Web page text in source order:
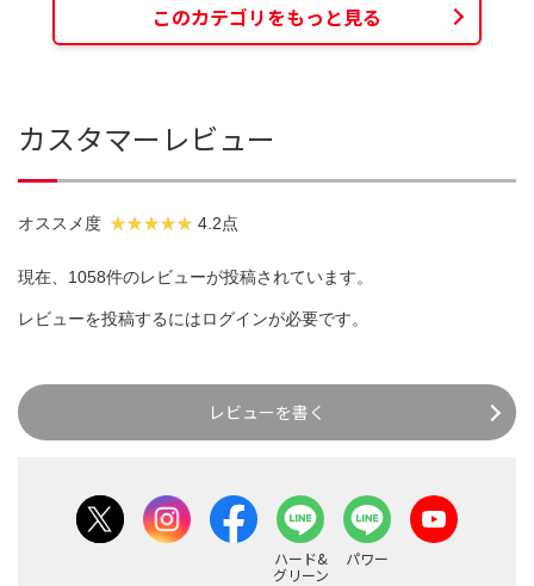
このカテゴリをもっと見る
カスタマーレビュー
オススメ度 4.2点
現在、1058件のレビューが投稿されています。
レビューを投稿するにはログインが必要です。
レビューを書く
ハード&
グリーン
パワー